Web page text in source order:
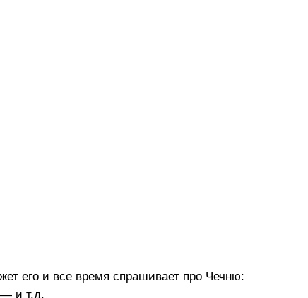
его и все время спрашивает про Чечню:
— и т.д.